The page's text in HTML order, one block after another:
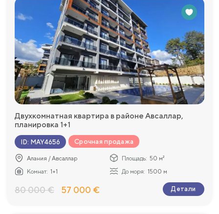
Двухкомнатная квартира в районе Авсаллар,
планировка 1+1
ID: MAY4656 Срочная продажа
Алания / Авсаллар Площадь: 50 м²
Комнат: 1+1 До моря: 1500 м
80 000 € 57 000 € Детали